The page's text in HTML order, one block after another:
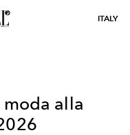
ITALY
moda alla